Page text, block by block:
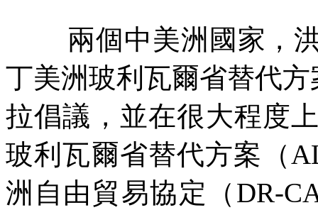
兩個中美洲國家，
丁美洲玻利瓦爾省替代方
拉倡議，並在很大程度
玻利瓦爾省替代方案（
洲自由貿易協定（ DR-